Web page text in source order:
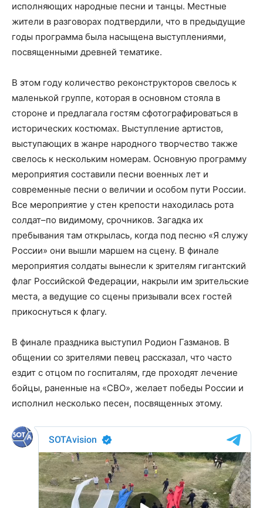
исполняющих народные песни и танцы. Местные
жители в разговорах подтвердили, что в предыдущие
годы программа была насыщена выступлениями,
посвященными древней тематике.
В этом году количество реконструкторов свелось к
маленькой группе, которая в основном стояла в
стороне и предлагала гостям сфотографироваться в
исторических костюмах. Выступление артистов,
выступающих в жанре народного творчество также
свелось к нескольким номерам. Основную программу
мероприятия составили песни военных лет и
современные песни о величии и особом пути России.
Все мероприятие у стен крепости находилась рота
солдат–по видимому, срочников. Загадка их
пребывания там открылась, когда под песню «Я служу
России» они вышли маршем на сцену. В финале
мероприятия солдаты вынесли к зрителям гигантский
флаг Российской Федерации, накрыли им зрительские
места, а ведущие со сцены призывали всех гостей
прикоснуться к флагу.
В финале праздника выступил Родион Газманов. В
общении со зрителями певец рассказал, что часто
ездит с отцом по госпиталям, где проходят лечение
бойцы, раненные на «СВО», желает победы России и
исполнил несколько песен, посвященных этому.